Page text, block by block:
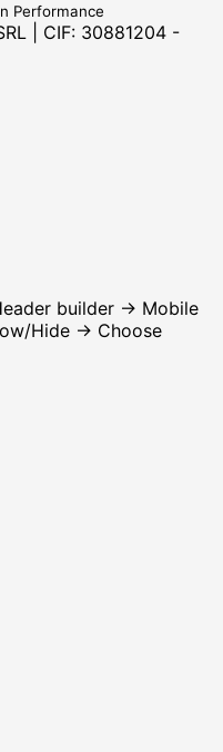
Performance
| CIF: 30881204 -
builder -> Mobile
Hide -> Choose